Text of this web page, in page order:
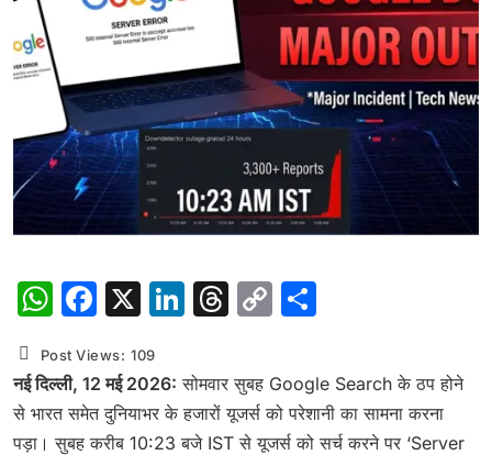
WhatsApp
Facebook
X LinkedIn
Threads
Copy
Post Views: 109
नई दिल्ली, 12 मई 2026: सोमवार सुबह Google Search के ठप होने
से भारत समेत दुनियाभर के हजारों यूजर्स को परेशानी का सामना करना
पड़ा। सुबह करीब 10:23 बजे IST से यूजर्स को सर्च करने पर ‘Server